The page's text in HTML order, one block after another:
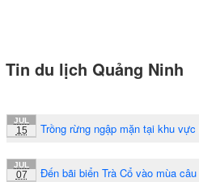
Tin du lịch Quảng Ninh
JUL
15 Trồng rừng ngập mặn tại khu
JUL
07 Đến bãi biển Trà Cổ vào mùa